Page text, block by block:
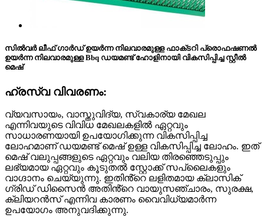
സിൽവർ ലീഫ് ഗാർഡ് ഉയർന്ന നിലവാരമുള്ള ഫാക്‌ടറി പ്രൊഫഷണൽ
ഉയർന്ന നിലവാരമുള്ള Bbq ഡയമണ്ട് ഹോളിനായി വികസിപ്പിച്ച സ്റ്റീൽ
മെഷ്
ഹ്രസ്വ വിവരണം:
വ്യവസായം, വാസ്തുവിദ്യ, സ്വകാര്യ മേഖല
എന്നിവയുടെ വിവിധ മേഖലകളിൽ ഏറ്റവും
സാധാരണയായി ഉപയോഗിക്കുന്ന വികസിപ്പിച്ച
ലോഹമാണ് ഡയമണ്ട് മെഷ് ഉള്ള വികസിപ്പിച്ച ലോഹം. ഇത്
മെഷ് വലുപ്പങ്ങളുടെ ഏറ്റവും വലിയ തിരഞ്ഞെടുപ്പും
ലഭ്യമായ ഏറ്റവും കൂടുതൽ സ്റ്റോക്ക് സപ്ലൈകളും
വാഗ്ദാനം ചെയ്യുന്നു. ഇതിൻ്റെ ലളിതമായ ക്ലാസിക്
ഗ്രിഡ് ഡിസൈൻ അതിൻ്റെ വായുസഞ്ചാരം, സുരക്ഷ,
ക്ലിയറൻസ് എന്നിവ കാരണം വൈവിധ്യമാർന്ന
ഉപയോഗം അനുവദിക്കുന്നു.